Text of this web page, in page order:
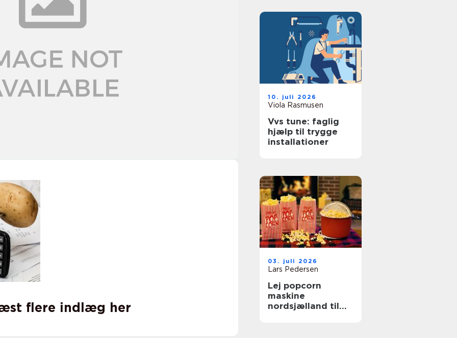
flere indlæg her
10. juli 2026
Viola Rasmusen
Vvs tune: faglig
hjælp til trygge
installationer
03. juli 2026
Lars Pedersen
Lej popcorn
maskine
nordsjælland til